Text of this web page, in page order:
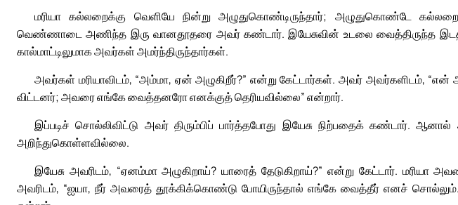
மரியா கல்லறைக்கு வெளியே நின்று அழுதுகொண்டிருந்தார்; அழுதுகொண்டே
வெண்ணாடை அணிந்த இரு வானதூதரை அவர் கண்டார். இயேசுவின் உடலை வைத்திருந்த
கால்மாட்டிலுமாக அவர்கள் அமர்ந்திருந்தார்கள்.
அவர்கள் மரியாவிடம், “அம்மா, ஏன் அழுகிறீர்?” என்று கேட்டார்கள். அவர் அவர்களிடம்,
விட்டனர்; அவரை எங்கே வைத்தனரோ எனக்குத் தெரியவில்லை” என்றார்.
இப்படிச் சொல்லிவிட்டு அவர் திரும்பிப் பார்த்தபோது இயேசு நிற்பதைக் கண்டார்.
அறிந்துகொள்ளவில்லை.
இயேசு அவரிடம், “ஏனம்மா அழுகிறாய்? யாரைத் தேடுகிறாய்?” என்று கேட்டார். மரியா
அவரிடம், “ஐயா, நீர் அவரைத் தூக்கிக்கொண்டு போயிருந்தால் எங்கே வைத்தீர் எனச்